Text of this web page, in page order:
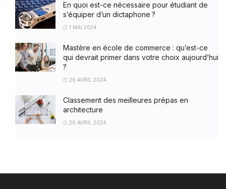
En quoi est-ce nécessaire pour étudiant de
s’équiper d’un dictaphone ?
1 MAI 2024
Mastère en école de commerce : qu’est-ce
qui devrait primer dans votre choix aujourd’hui
?
26 AVRIL 2024
Classement des meilleures prépas en
architecture
20 AVRIL 2024